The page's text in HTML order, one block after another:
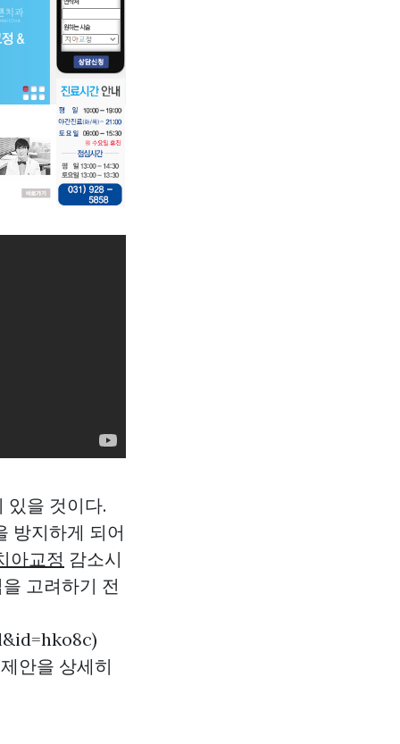
있을 것이다.
방지하게 되어
교정 감소시
고려하기 전
안을 상세히